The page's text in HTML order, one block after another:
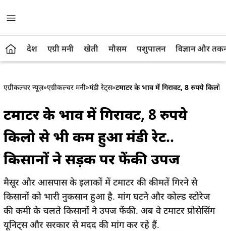
देश एग्री मनी खेती मौसम पशुपालन विज्ञान और
एग्रीकल्चर न्यूज़»एग्रीकल्चर मनी»मंडी रेट्स»टमाटर के भाव में गिरावट, 8 रुपये
टमाटर के भाव में गिरावट, 8 रुपये
किलो से भी कम हुआ मंडी रेट..
किसानों ने सड़क पर फेंकी उपज
मैसूर और आसपास के इलाकों में टमाटर की कीमतें गिरने से
किसानों को भारी नुकसान हुआ है. मांग घटने और कोल्ड स्टोरेज
की कमी के चलते किसानों ने उपज फेंकी. अब वे टमाटर प्रोसेसिंग
यूनिट्स और सरकार से मदद की मांग कर रहे हैं.